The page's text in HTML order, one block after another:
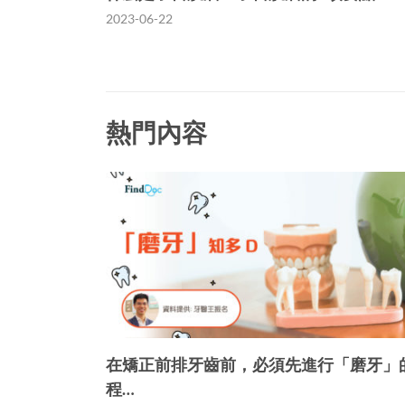
2023-06-22
熱門內容
在矯正前排牙齒前，必須先進行「磨牙」
程…